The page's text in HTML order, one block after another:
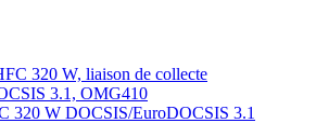
320 W DOCSIS/EuroDOCSIS 3.1